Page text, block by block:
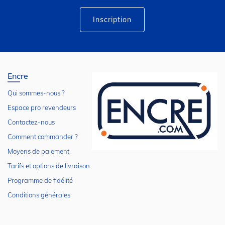
Inscription
Encre
Qui sommes-nous ?
Espace pro revendeurs
Contactez-nous
Comment commander ?
Moyens de paiement
Tarifs et options de livraison
Programme de fidélité
Conditions générales